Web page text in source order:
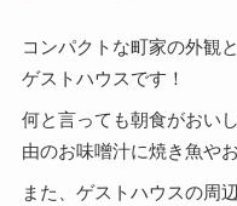
コンパクトな町家の外観
ゲストハウスです！
何と言っても朝食がおい
由のお味噌汁に焼き魚や
また、ゲストハウスの周